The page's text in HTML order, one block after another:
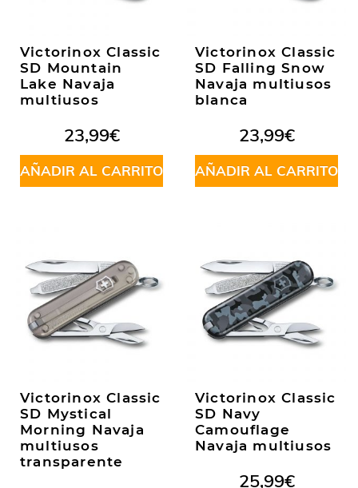
Victorinox Classic
SD Mountain
Lake Navaja
multiusos
23,99€
AÑADIR AL CARRITO
Victorinox Classic
SD Falling Snow
Navaja multiusos
blanca
23,99€
AÑADIR AL CARRITO
Victorinox Classic
SD Mystical
Morning Navaja
multiusos
transparente
Victorinox Classic
SD Navy
Camouflage
Navaja multiusos
25,99€